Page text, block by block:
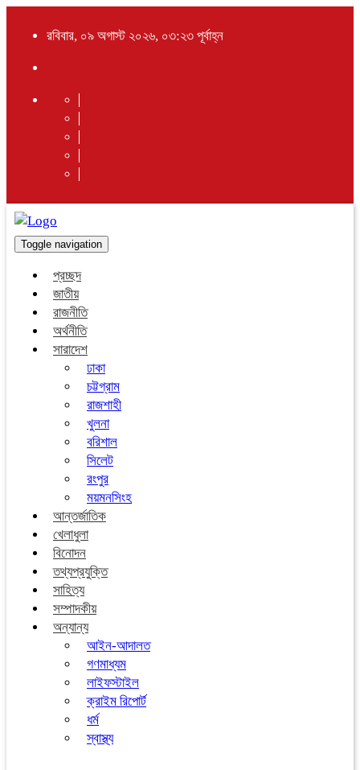
রবিবার, ০৯ অগাস্ট ২০২৬, ০৩:২৩ পূর্বাহ্ন
Toggle navigation
প্রচ্ছদ
জাতীয়
রাজনীতি
অর্থনীতি
সারাদেশ
ঢাকা
চট্টগ্রাম
রাজশাহী
খুলনা
বরিশাল
সিলেট
রংপুর
ময়মনসিংহ
আন্তর্জাতিক
খেলাধুলা
বিনোদন
তথ্যপ্রযুক্তি
সাহিত্য
সম্পাদকীয়
অন্যান্য
আইন-আদালত
গণমাধ্যম
লাইফস্টাইল
ক্রাইম রিপোর্ট
ধর্ম
স্বাস্থ্য